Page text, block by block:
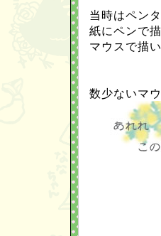
当時はペン
紙にペンで
マウスで描
数少ないマ